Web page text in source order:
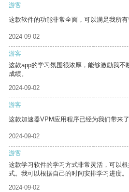
游客
这款软件的功能非常全面，可以满足我所有
2024-09-02
游客
这款app的学习氛围很浓厚，能够激励我不
成绩。
2024-09-02
游客
这款加速器VPM应用程序已经为我们带来
2024-09-02
游客
这款学习软件的学习方式非常灵活，可以
式。我可以根据自己的时间安排学习进度。
2024-09-02